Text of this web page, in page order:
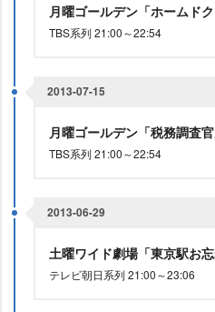
月曜ゴールデン「ホームド
TBS系列 21:00～22:54
2013-07-15
月曜ゴールデン「税務調査
TBS系列 21:00～22:54
2013-06-29
土曜ワイド劇場「東京駅お忘
テレビ朝日系列 21:00～23:06